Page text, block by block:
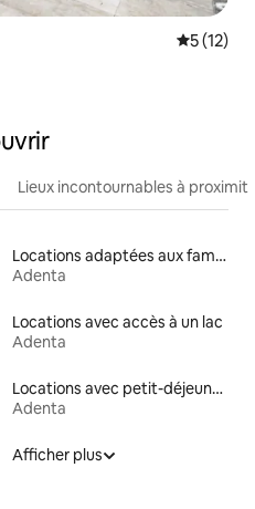
5 (12)
Lieux incontournables à
Locations adaptées aux familles
Adenta
Locations avec accès à un lac
Adenta
Locations avec petit-déjeuner
Adenta
Afficher plus